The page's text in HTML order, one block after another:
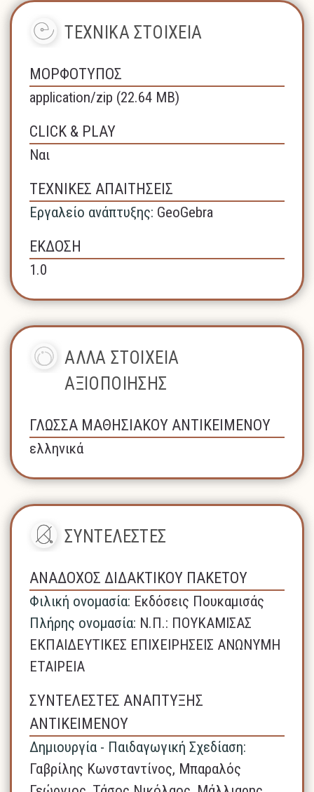
ΤΕΧΝΙΚΑ ΣΤΟΙΧΕΙΑ
ΜΟΡΦΟΤΥΠΟΣ
application/zip (22.64 MB)
CLICK & PLAY
Ναι
ΤΕΧΝΙΚΕΣ ΑΠΑΙΤΗΣΕΙΣ
Εργαλείο ανάπτυξης: GeoGebra
ΕΚΔΟΣΗ
1.0
ΑΛΛΑ ΣΤΟΙΧΕΙΑ
ΑΞΙΟΠΟΙΗΣΗΣ
ΓΛΩΣΣΑ ΜΑΘΗΣΙΑΚΟΥ ΑΝΤΙΚΕΙΜΕΝΟΥ
ελληνικά
ΣΥΝΤΕΛΕΣΤΕΣ
ΑΝΑΔΟΧΟΣ ΔΙΔΑΚΤΙΚΟΥ ΠΑΚΕΤΟΥ
Φιλική ονομασία: Εκδόσεις Πουκαμισάς
Πλήρης ονομασία: N.Π.: ΠΟΥΚΑΜΙΣΑΣ
ΕΚΠΑΙΔΕΥΤΙΚΕΣ ΕΠΙΧΕΙΡΗΣΕΙΣ ΑΝΩΝΥΜΗ
ΕΤΑΙΡΕΙΑ
ΣΥΝΤΕΛΕΣΤΕΣ ΑΝΑΠΤΥΞΗΣ
ΑΝΤΙΚΕΙΜΕΝΟΥ
Δημιουργία - Παιδαγωγική Σχεδίαση:
Γαβρίλης Κωνσταντίνος, Μπαραλός